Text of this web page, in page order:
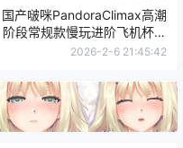
国产啵咪PandoraClimax高潮
阶段常规款慢玩进阶飞机杯测
评报告
2026-2-6 21:45:42